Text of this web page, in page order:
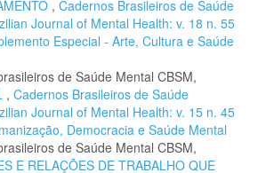
, Cadernos Brasileiros de Saúde
Journal of Mental Health: v. 18 n. 55
Especial - Arte, Cultura e Saúde
de Saúde Mental CBSM,
, Cadernos Brasileiros de Saúde
Journal of Mental Health: v. 15 n. 45
Democracia e Saúde Mental
de Saúde Mental CBSM,
E RELAÇÕES DE TRABALHO QUE